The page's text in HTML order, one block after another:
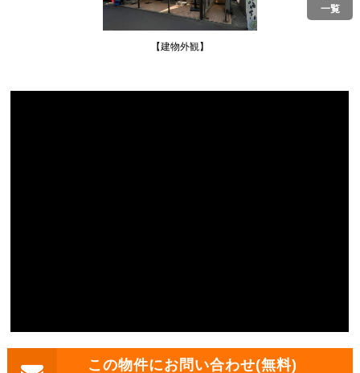
一覧
【建物外観】